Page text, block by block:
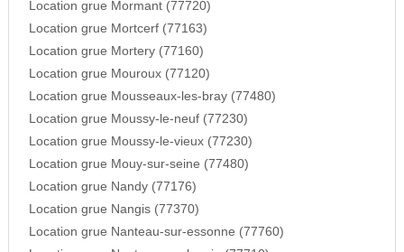
Location grue Mormant (77720)
Location grue Mortcerf (77163)
Location grue Mortery (77160)
Location grue Mouroux (77120)
Location grue Mousseaux-les-bray (77480)
Location grue Moussy-le-neuf (77230)
Location grue Moussy-le-vieux (77230)
Location grue Mouy-sur-seine (77480)
Location grue Nandy (77176)
Location grue Nangis (77370)
Location grue Nanteau-sur-essonne (77760)